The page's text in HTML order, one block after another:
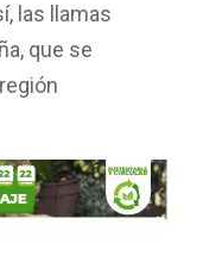
las llamas
que se